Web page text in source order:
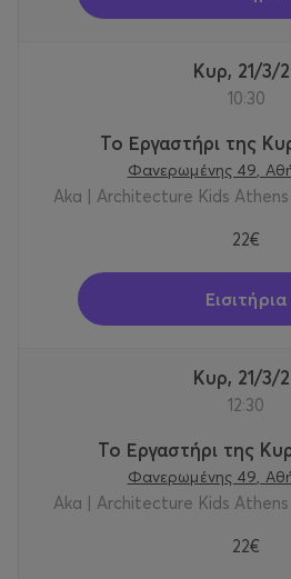
Κυρ, 21/3/
10:30
Το Εργαστήρι της
Φανερωμένης 49,
Aka | Architecture Kids Athens
22€
Εισιτήρια
Κυρ, 21/3/
12:30
Το Εργαστήρι της
Φανερωμένης 49,
Aka | Architecture Kids Athens
22€